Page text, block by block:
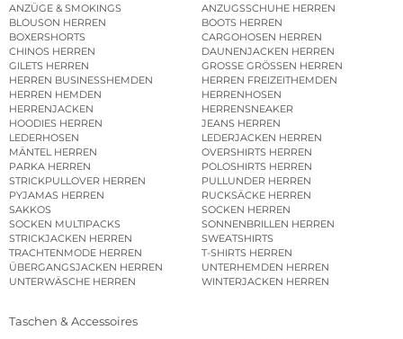
ANZÜGE & SMOKINGS
ANZUGSSCHUHE HERREN
BLOUSON HERREN
BOOTS HERREN
BOXERSHORTS
CARGOHOSEN HERREN
CHINOS HERREN
DAUNENJACKEN HERREN
GILETS HERREN
GROSSE GRÖSSEN HERREN
HERREN BUSINESSHEMDEN
HERREN FREIZEITHEMDEN
HERREN HEMDEN
HERRENHOSEN
HERRENJACKEN
HERRENSNEAKER
HOODIES HERREN
JEANS HERREN
LEDERHOSEN
LEDERJACKEN HERREN
MÄNTEL HERREN
OVERSHIRTS HERREN
PARKA HERREN
POLOSHIRTS HERREN
STRICKPULLOVER HERREN
PULLUNDER HERREN
PYJAMAS HERREN
RUCKSÄCKE HERREN
SAKKOS
SOCKEN HERREN
SOCKEN MULTIPACKS
SONNENBRILLEN HERREN
STRICKJACKEN HERREN
SWEATSHIRTS
TRACHTENMODE HERREN
T-SHIRTS HERREN
ÜBERGANGSJACKEN HERREN
UNTERHEMDEN HERREN
UNTERWÄSCHE HERREN
WINTERJACKEN HERREN
Taschen & Accessoires